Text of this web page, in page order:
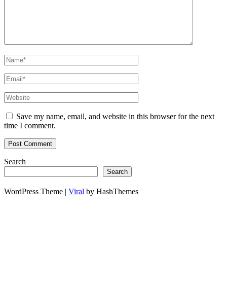
Save my name, email, and website in this browser for the next
time I comment.
Search
Search
WordPress Theme | Viral by HashThemes